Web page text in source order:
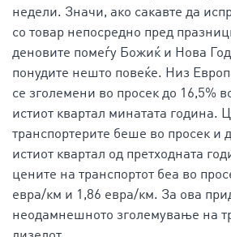
недели. Значи, ако сакавте да
со товар непосредно пред
деновите помеѓу Божиќ и Нова
понудите нешто повеќе. Низ
се зголемени во просек до 16,5%
истиот квартал минатата година.
транспортерите беше во просек и
истиот квартал од претходната
цените на транспортот беа во
евра/км и 1,86 евра/км. За ова
неодамнешното зголемување на